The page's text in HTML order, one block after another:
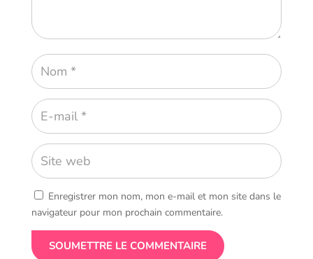
Enregistrer mon nom, mon e-mail et mon site dans le
navigateur pour mon prochain commentaire.
SOUMETTRE LE COMMENTAIRE